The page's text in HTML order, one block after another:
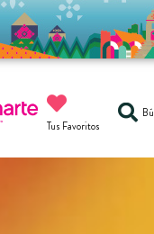
Tus Favoritos